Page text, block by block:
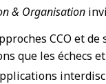
& Organisation
CCO et
que les échecs